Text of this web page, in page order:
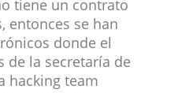
tiene un contrato
entonces se han
donde el
de la secretaría de
hacking team